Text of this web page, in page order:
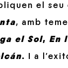
el seu
, amb
el Sol, En
.
I a